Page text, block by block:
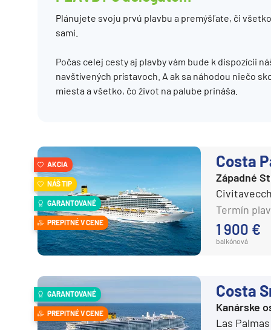
Grónsko
Nórske fjordy a
Pobaltie
Britské ostrovy a Írsko
Pobrežie Európy
Severozápadná Európa
Kanárske ostrovy,
Azorské ostrovy
Kanárske ostrovy a
Karibik a Stredná
Bahamy
Costa Cruises
Explora Journeys
Hapag-Lloyd Cruises
MSC Cruises
Norwegian Cruise Line
Oceania Cruises
P&O
Ponant
Princess
Regent Seven Seas
Royal Caribbean Cruises
Plánujete svoju prvú plavbu a premýšľate, či
sami.
Počas celej cesty aj plavby vám bude k dispozícii
navštívených prístavoch. A ak sa náhodou niečo
miesta a všetko, čo život na palube prináša.
AKCIA
NÁŠ TIP
GARANTOVANÉ
PREPITNÉ V CENE
Costa
Západné
Termín
1 900 €
balkónová
GARANTOVANÉ
PREPITNÉ V CENE
Costa
Kanárske
Las